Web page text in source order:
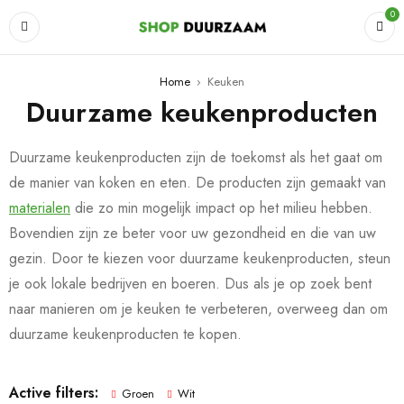
0
Home › Keuken
Duurzame keukenproducten
Duurzame keukenproducten zijn de toekomst als het gaat om
de manier van koken en eten. De producten zijn gemaakt van
materialen die zo min mogelijk impact op het milieu hebben.
Bovendien zijn ze beter voor uw gezondheid en die van uw
gezin. Door te kiezen voor duurzame keukenproducten, steun
je ook lokale bedrijven en boeren. Dus als je op zoek bent
naar manieren om je keuken te verbeteren, overweeg dan om
duurzame keukenproducten te kopen.
Active filters: Groen Wit